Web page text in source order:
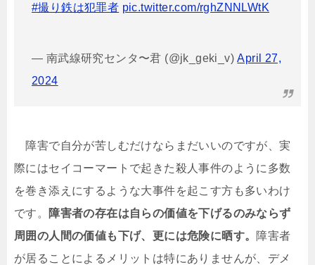
#撮り鉄は犯罪者 pic.twitter.com/rghZNNLWtK
— 南武線研究センタ〜君 (@jk_geki_v)April 27,
2024
障害で自分が苦しむだけならまだいいのですが、実
際にはセイコーマートで起きた殺人事件のように多数
を巻き添えにするような大事件を起こす方も多いわけ
です。
障害者の存在は自らの価値を下げるのみならず
周囲の人間の価値も下げ、更には危険に晒す。 障害者
が居ることによるメリットは特にありませんが、デメ